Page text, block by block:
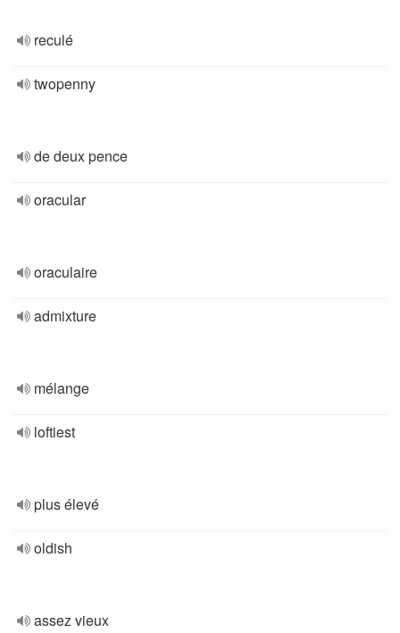
reculé
twopenny
de deux pence
oracular
oraculaire
admixture
mélange
loftiest
plus élevé
oldish
assez vieux